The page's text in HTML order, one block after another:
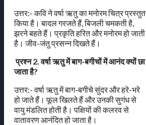
उत्तर:- कवि ने वर्षा ऋतु का मनोरम चित्र प्रस्तुत
किया है। बादल गरजते हैं, बिजली चमकती है,
झरने बहते हैं। प्रकृति हरित और मनोरम हो जाती
है। जीव-जंतु प्रसन्न दिखते हैं।
प्रश्न 2. वर्षा ऋतु में बाग-बगीचों में आनंद क्यों छा
जाता है?
उत्तर:- वर्षा ऋतु में बाग-बगीचे सुंदर और हरे-भरे
हो जाते हैं। फूल खिलते हैं और उनकी सुगंध से
वायु मंडलित होती है। पक्षियों की कलरव से
वातावरण आनंदित हो जाता है।